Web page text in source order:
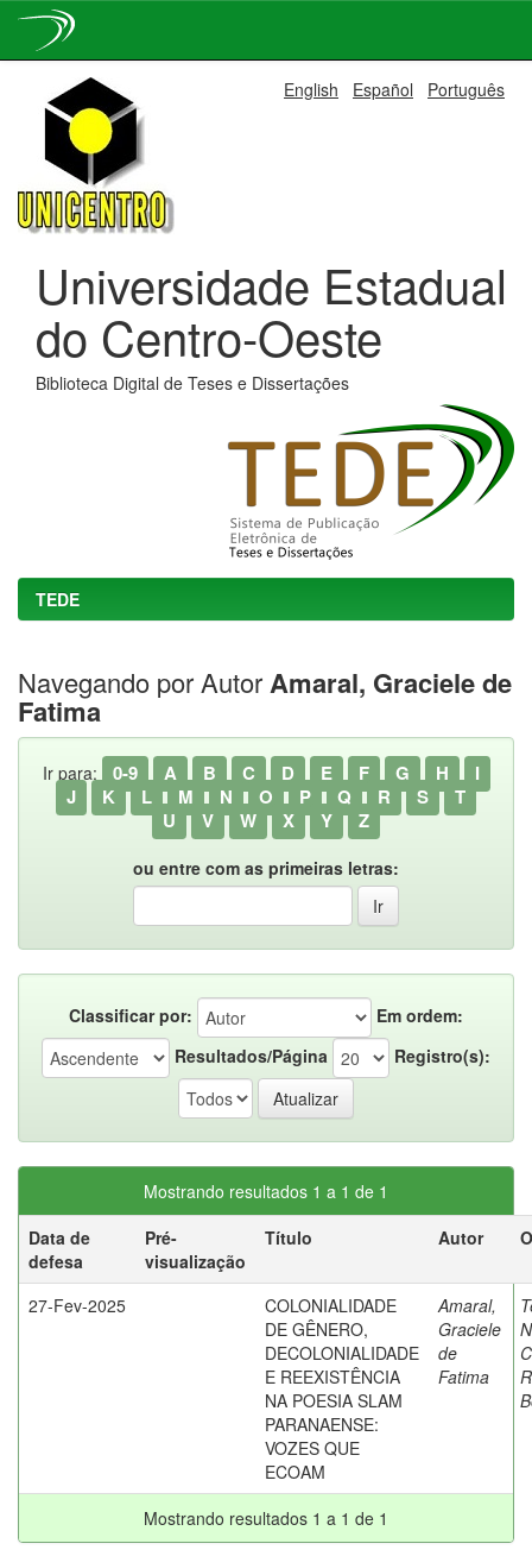
navigation
English Español Português
Universidade Estadual
do Centro-Oeste
Biblioteca Digital de Teses e Dissertações
TEDE
Navegando por AutorAmaral, Graciele de
Fatima
Ir para: 0-9 A B C D E F G H
I
J
K L M N O P Q R S
T
U
V W X Y Z
ou entre com as primeiras letras:
Classificar por:
Em ordem:
Resultados/Página
Registro(s):
Mostrando resultados 1 a 1 de 1
Data de
defesa
Pré-
visualização
Título Autor
27-Fev-2025
COLONIALIDADE
DE GÊNERO,
DECOLONIALIDADE
E REEXISTÊNCIA
NA POESIA SLAM
PARANAENSE:
VOZES QUE
ECOAM
Amaral,
Graciele
de
Fatima
Mostrando resultados 1 a 1 de 1